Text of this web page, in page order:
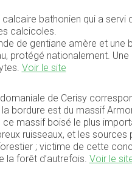
bathonien qui a servi
calcicoles.
de gentiane amère et
protégé nationalement.
Voir le site
de Cerisy
bordure est du massif
massif boisé le plus
ruisseaux, et les
; victime de cette
la forêt d’autrefois. Voir le